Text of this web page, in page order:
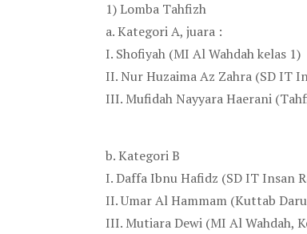
1) Lomba Tahfizh
a. Kategori A, juara :
I. Shofiyah (MI Al Wahdah kelas 1)
II. Nur Huzaima Az Zahra (SD IT
III. Mufidah Nayyara Haerani
b. Kategori B
I. Daffa Ibnu Hafidz (SD IT Insan
II. Umar Al Hammam (Kuttab
III. Mutiara Dewi (MI Al Wahdah,